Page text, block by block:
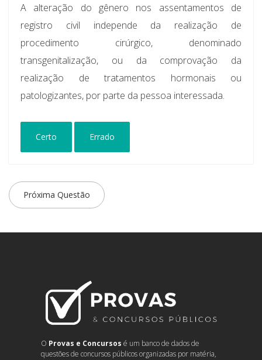
A alteração do gênero nos assentamentos de
registro civil independe da realização de
procedimento cirúrgico, denominado
transgenitalização, ou da comprovação da
realização de tratamentos hormonais ou
patologizantes, por parte da pessoa interessada.
Certo Errado
Próxima Questão
O Provas e Concursos é um banco de dados de
questões de concursos públicos organizadas por matéria,